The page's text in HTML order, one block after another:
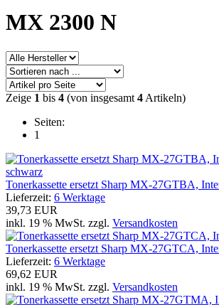
MX 2300 N
Zeige 1 bis 4 (von insgesamt 4 Artikeln)
Seiten:
1
Tonerkassette ersetzt Sharp MX-27GTBA,
Lieferzeit: 6 Werktage
39,73 EUR
inkl. 19 % MwSt. zzgl. Versandkosten
Tonerkassette ersetzt Sharp MX-27GTCA,
Lieferzeit: 6 Werktage
69,62 EUR
inkl. 19 % MwSt. zzgl. Versandkosten